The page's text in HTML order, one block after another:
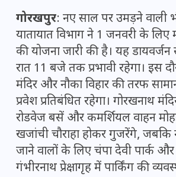
गोरखपुर: नए साल पर उमड़ने वाली
यातायात विभाग ने 1 जनवरी के लिए
की योजना जारी की है। यह
रात 11 बजे तक प्रभावी रहेगा। इस
मंदिर और नौका विहार की तरफ
प्रवेश प्रतिबंधित रहेगा। गोरखनाथ
रोडवेज बसें और कमर्शियल वाहन
खजांची चौराहा होकर गुजरेंगे, जबकि
जाने वालों के लिए चंपा देवी पार्क और
गंभीरनाथ प्रेक्षागृह में पार्किंग की